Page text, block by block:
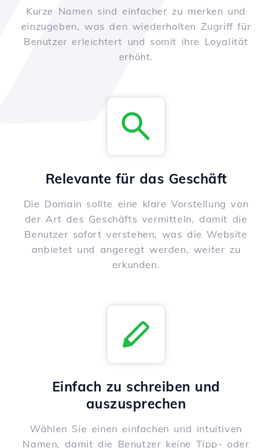
Kurze Namen sind einfacher zu merken und
einzugeben, was den wiederholten Zugriff für
Benutzer erleichtert und somit ihre Loyalität
erhöht.
Relevante für das Geschäft
Die Domain sollte eine klare Vorstellung von
der Art des Geschäfts vermitteln, damit die
Benutzer sofort verstehen, was die Website
anbietet und angeregt werden, weiter zu
erkunden.
Einfach zu schreiben und
auszusprechen
Wählen Sie einen einfachen und intuitiven
Namen, damit die Benutzer keine Tipp- oder